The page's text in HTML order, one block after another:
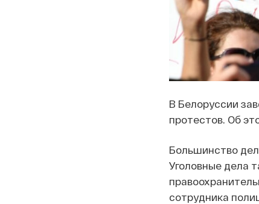
В Белоруссии
протестов. Об
Большинство
Уголовные дела
сотрудника